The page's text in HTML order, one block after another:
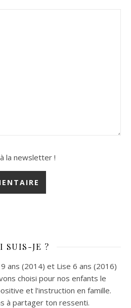
la newsletter !
SUIS-JE ?
9 ans (2014) et Lise 6 ans (2016)
choisi pour nos enfants le
et l’instruction en famille.
à partager ton ressenti.